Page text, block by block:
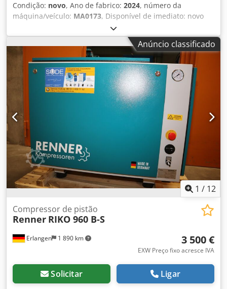
Condição: novo, Ano de fabrico: 2024, número da
máquina/veículo: MA0173, Disponível de imediato: novo
compressor de pistão KAESER EPC 840-250 lg - 10 bar com
depósito de 250 litros pintado na horizontal com purga de
condensados KAESER DRAIN (esvaziamento do depósito)
Ano de fabrico: 2024 2 cilindros pressão máxima: 10 bar
Potência nominal: 4,0 kW Fluxo de volume a 6 bar: 590
l/min Fluxo de volume a 8 bar: 530 l/min Nível sonoro: 77
dB(A) Crodpfx Asityx Tjgrjf Saída de ar comprimido: 1/2"
Dimensões comprimento x largura x altura: 1590 x 600 x
1140 mm Peso: 165 kg Possibilidade de aluguer cómodo
através do nosso banco. Visite a nossa loja. Temos sempre
uma grande seleção de compressores novos e usados em
stock!
Anúncio classificado
1 / 12
Erlangen 1 890 km
Compressor de pistão
Renner RIKO 960 B-S
3 500 €
EXW Preço fixo acresce IVA
Solicitar Ligar